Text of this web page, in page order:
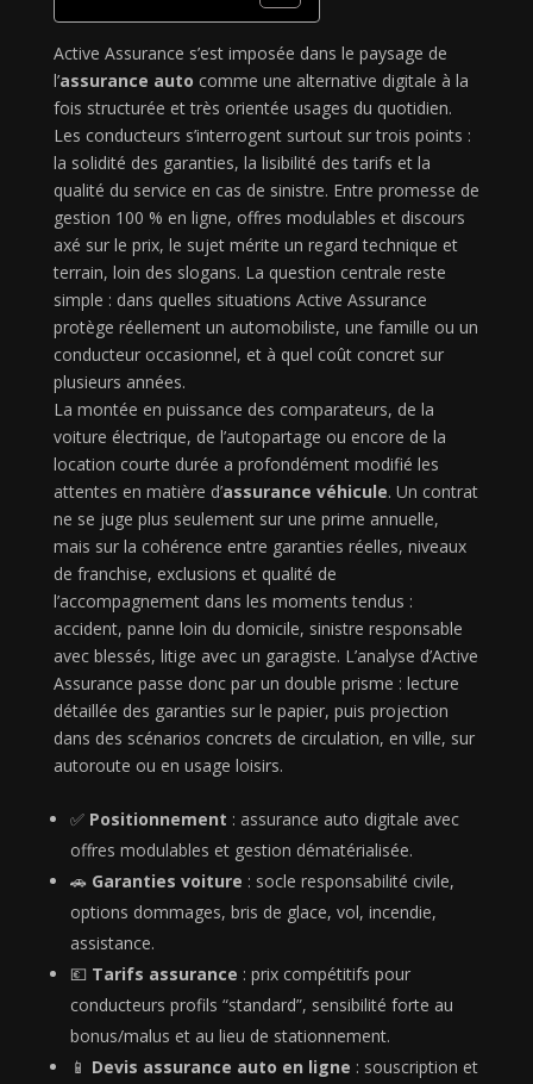
Active Assurance s’est imposée dans le paysage de
l’assurance auto comme une alternative digitale à la
fois structurée et très orientée usages du quotidien.
Les conducteurs s’interrogent surtout sur trois points :
la solidité des garanties, la lisibilité des tarifs et la
qualité du service en cas de sinistre. Entre promesse de
gestion 100 % en ligne, offres modulables et discours
axé sur le prix, le sujet mérite un regard technique et
terrain, loin des slogans. La question centrale reste
simple : dans quelles situations Active Assurance
protège réellement un automobiliste, une famille ou un
conducteur occasionnel, et à quel coût concret sur
plusieurs années.
La montée en puissance des comparateurs, de la
voiture électrique, de l’autopartage ou encore de la
location courte durée a profondément modifié les
attentes en matière d’assurance véhicule. Un contrat
ne se juge plus seulement sur une prime annuelle,
mais sur la cohérence entre garanties réelles, niveaux
de franchise, exclusions et qualité de
l’accompagnement dans les moments tendus :
accident, panne loin du domicile, sinistre responsable
avec blessés, litige avec un garagiste. L’analyse d’Active
Assurance passe donc par un double prisme : lecture
détaillée des garanties sur le papier, puis projection
dans des scénarios concrets de circulation, en ville, sur
autoroute ou en usage loisirs.
✅ Positionnement : assurance auto digitale avec
offres modulables et gestion dématérialisée.
🚗 Garanties voiture : socle responsabilité civile,
options dommages, bris de glace, vol, incendie,
assistance.
💶 Tarifs assurance : prix compétitifs pour
conducteurs profils “standard”, sensibilité forte au
bonus/malus et au lieu de stationnement.
📱 Devis assurance auto en ligne : souscription et